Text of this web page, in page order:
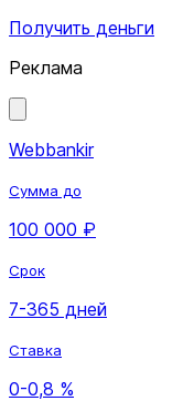
Получить деньги
Реклама
Webbankir
Сумма до
100 000 ₽
Срок
7-365 дней
Ставка
0-0,8 %